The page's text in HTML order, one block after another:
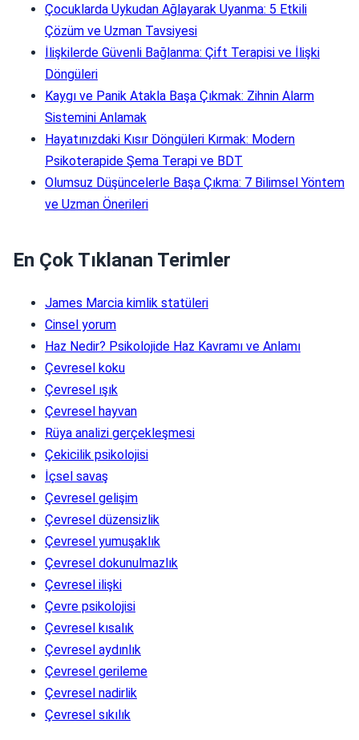
Çocuklarda Uykudan Ağlayarak Uyanma: 5 Etkili
Çözüm ve Uzman Tavsiyesi
İlişkilerde Güvenli Bağlanma: Çift Terapisi ve İlişki
Döngüleri
Kaygı ve Panik Atakla Başa Çıkmak: Zihnin Alarm
Sistemini Anlamak
Hayatınızdaki Kısır Döngüleri Kırmak: Modern
Psikoterapide Şema Terapi ve BDT
Olumsuz Düşüncelerle Başa Çıkma: 7 Bilimsel Yöntem
ve Uzman Önerileri
En Çok Tıklanan Terimler
James Marcia kimlik statüleri
Cinsel yorum
Haz Nedir? Psikolojide Haz Kavramı ve Anlamı
Çevresel koku
Çevresel ışık
Çevresel hayvan
Rüya analizi gerçekleşmesi
Çekicilik psikolojisi
İçsel savaş
Çevresel gelişim
Çevresel düzensizlik
Çevresel yumuşaklık
Çevresel dokunulmazlık
Çevresel ilişki
Çevre psikolojisi
Çevresel kısalık
Çevresel aydınlık
Çevresel gerileme
Çevresel nadirlik
Çevresel sıkılık